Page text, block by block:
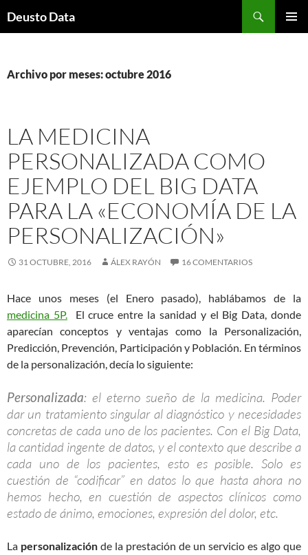
Deusto Data
Archivo por meses: octubre 2016
LA MEDICINA
PERSONALIZADA COMO
EJEMPLO DEL BIG DATA
PARA LA «ECONOMÍA DE LA
PERSONALIZACIÓN»
31 OCTUBRE, 2016 ÁLEX RAYÓN 16 COMENTARIOS
Hace unos meses (el Enero pasado), hablábamos de la
medicina 5P.El cruce entre la sanidad y el Big Data, donde
aparecían conceptos y ventajas como la Personalización,
Predicción, Prevención, Participación y Población. En términos
de la personalización, decía lo siguiente:
Personalizada: el eterno sueño de la medicina. Poder
dar un tratamiento singular al diagnóstico y necesidades
concretas de cada uno de los pacientes. Con el Big Data,
la cantidad ingente de datos, y el contexto que describe a
cada uno de los pacientes, esto es posible. Solo es
cuestión de “codificar” en datos lo que hasta ahora no
hemos hecho, en cuestión de aspectos clínicos como
estado de ánimo, emociones, expresión del dolor, etc.
La personalización de la prestación de un servicio es algo que